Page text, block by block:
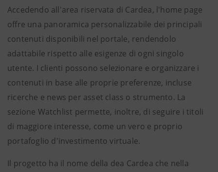
Accedendo all'area riservata di Cardea, l'home page
offre una panoramica personalizzabile dei principali
contenuti disponibili nel portale, rendendolo
adattabile rispetto alle esigenze di ogni singolo
utente. I clienti possono selezionare e organizzare i
contenuti in base alle proprie preferenze, incluse
ricerche e news per asset class o strumento. La
sezione Watchlist permette, inoltre, di seguire i titoli
di maggiore interesse, come un vero e proprio
portafoglio d'investimento virtuale.
Il progetto ha il nome della dea Cardea che nella